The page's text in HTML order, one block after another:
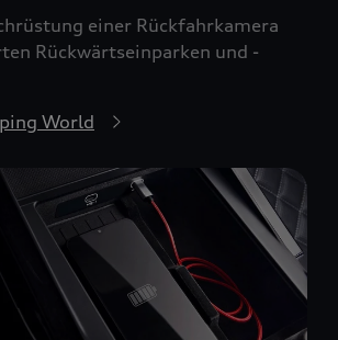
einer Rückfahrkamera
Rückwärtseinparken und -
World